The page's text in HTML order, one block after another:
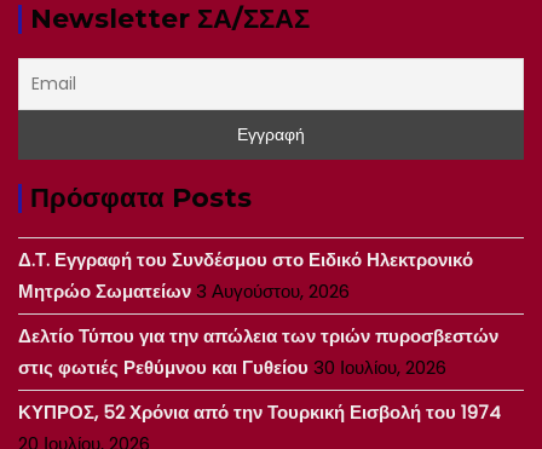
Newsletter ΣΑ/ΣΣΑΣ
Πρόσφατα Posts
Δ.Τ. Εγγραφή του Συνδέσμου στο Ειδικό Ηλεκτρονικό
Μητρώο Σωματείων3 Αυγούστου, 2026
Δελτίο Τύπου για την απώλεια των τριών πυροσβεστών
στις φωτιές Ρεθύμνου και Γυθείου 30 Ιουλίου, 2026
ΚΥΠΡΟΣ, 52 Χρόνια από την Τουρκική Εισβολή του 1974
20 Ιουλίου, 2026